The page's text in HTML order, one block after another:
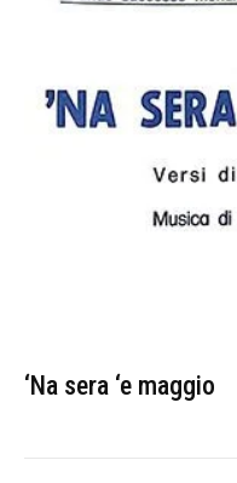
‘Na sera ‘e maggio